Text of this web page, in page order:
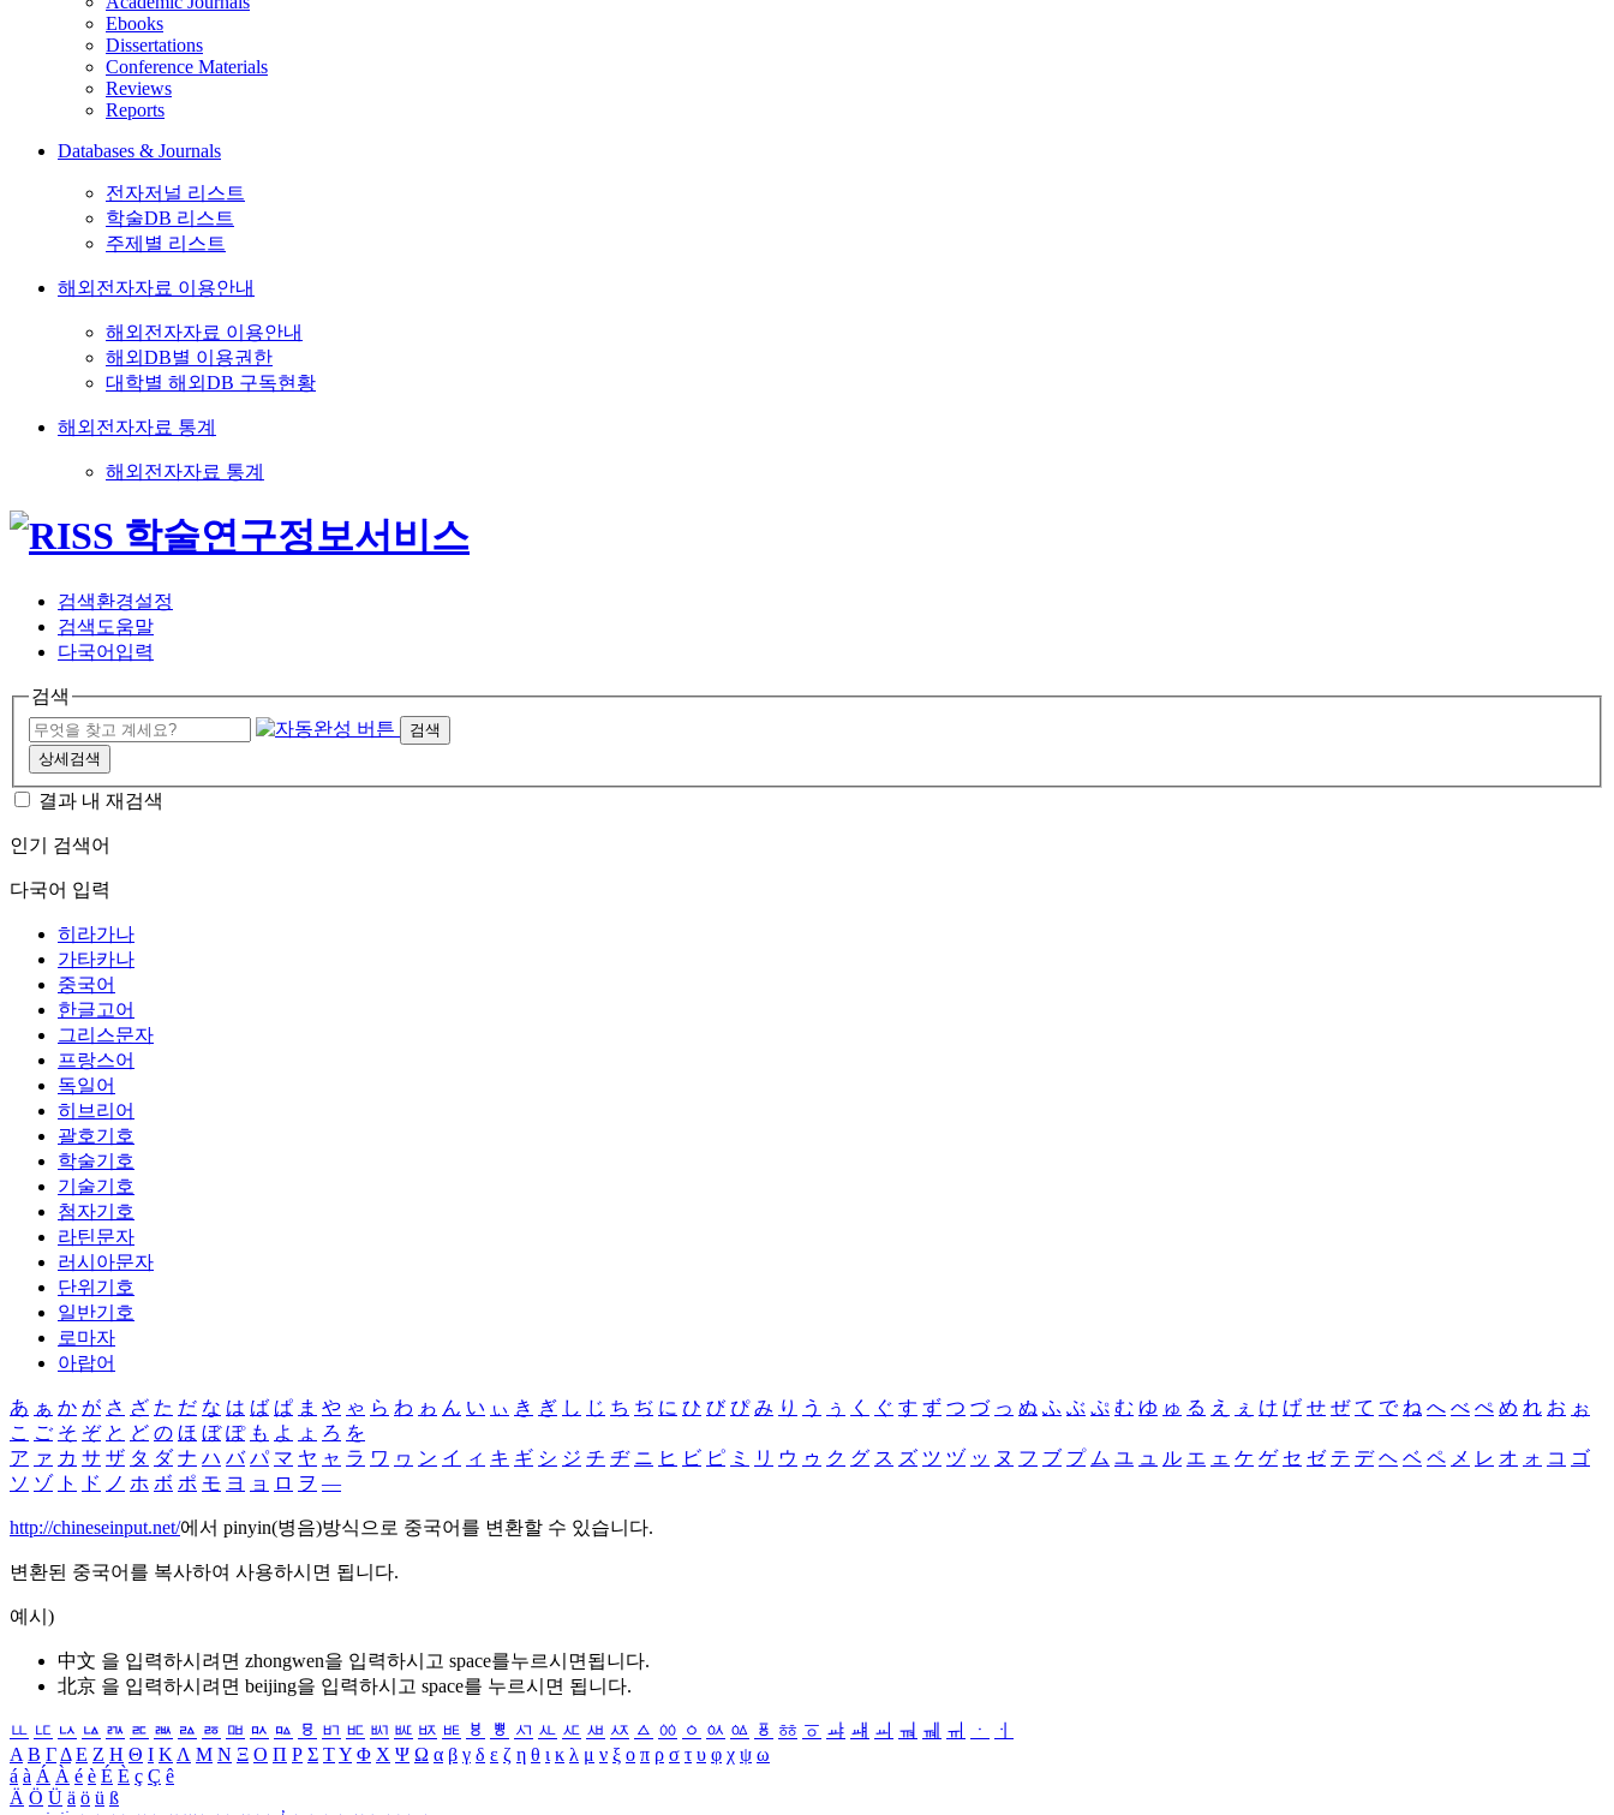
Ebooks
Dissertations
Conference Materials
Reviews
Reports
Databases & Journals
전자저널 리스트
학술DB 리스트
주제별 리스트
해외전자자료 이용안내
해외전자자료 이용안내
해외DB별 이용권한
대학별 해외DB 구독현황
해외전자자료 통계
해외전자자료 통계
검색환경설정
검색도움말
다국어입력
검색
검색
상세검색
결과 내 재검색
인기 검색어
다국어 입력
히라가나
가타카나
중국어
한글고어
그리스문자
프랑스어
독일어
히브리어
괄호기호
학술기호
기술기호
첨자기호
라틴문자
러시아문자
단위기호
일반기호
로마자
아랍어
あ ぁ か が さ ざ た だ な は ば ぱ ま や ゃ ら わ ゎ ん い ぃ き ぎ し じ ち ぢ に ひ び ぴ み り う ぅ く ぐ す ず つ づ っ ぬ ふ ぶ ぷ む ゆ ゅ る え ぇ け げ せ ぜ て で ね へ べ ぺ め れ お ぉ
こ ご そ ぞ と ど の ほ ぼ ぽ も よ ょ ろ を
ア ァ カ サ ザ タ ダ ナ ハ バ パ マ ヤ ャ ラ ワ ヮ ン イ ィ キ ギ シ ジ チ ヂ ニ ヒ ビ ピ ミ リ ウ ゥ ク グ ス ズ ツ ヅ ッ ヌ フ ブ プ ム ユ ュ ル エ ェ ケ ゲ セ ゼ テ デ ヘ ベ ペ メ レ オ ォ コ ゴ
ソ ゾ ト ド ノ ホ ボ ポ モ ヨ ョ ロ ヲ ―
http://chineseinput.net/에서 pinyin(병음)방식으로 중국어를 변환할 수 있습니다.
변환된 중국어를 복사하여 사용하시면 됩니다.
예시)
中文 을 입력하시려면 zhongwen을 입력하시고 space를누르시면됩니다.
北京 을 입력하시려면 beijing을 입력하시고 space를 누르시면 됩니다.
ㅥ ㅦ ㅧ ㅨ ㅩ ㅪ ㅫ ㅬ ㅭ ㅮ ㅯ ㅰ ㅱ ㅲ ㅳ ㅴ ㅵ ㅶ ㅷ ㅸ ㅹ ㅺ ㅻ ㅼ ㅽ ㅾ ㅿ ㆀ ㆁ ㆂ ㆃ ㆄ ㆅ ㆆ ㆇ ㆈ ㆉ ㆊ ㆋ ㆌ ㆍ
ㆎ
Α Β ΓΔ Ε Ζ Η Θ Ι ΚΛ Μ Ν Ξ Ο Π Ρ Σ ΤΥ Φ Χ Ψ Ω α β γ δ ε ζ η θ ι κ λ μ ν ξ ο π ρ σ τ υ φ χ ψ ω
á à Á À é è É È ç Ç ê
Ä Ö Ü ä ö ü ß